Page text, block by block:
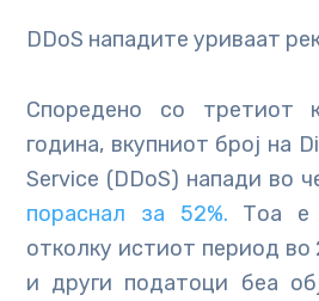
DDoS нападите уриваат
Споредено со третиот
година, вкупниот број на
Service (DDoS) напади во
пораснал за 52%. Тоа е
отколку истиот период во
и други податоци беа